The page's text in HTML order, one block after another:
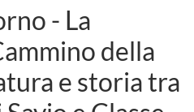
- La
della
e storia tra